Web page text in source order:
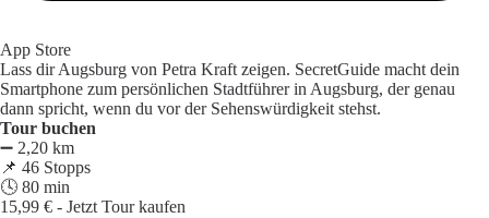
App Store
Lass dir Augsburg von Petra Kraft zeigen. SecretGuide macht dein
Smartphone zum persönlichen Stadtführer in Augsburg, der genau
dann spricht, wenn du vor der Sehenswürdigkeit stehst.
Tour buchen
➖ 2,20 km
📌 46 Stopps
🕓 80 min
15,99 € - Jetzt Tour kaufen